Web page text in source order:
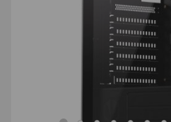
Zabawki i dziecko